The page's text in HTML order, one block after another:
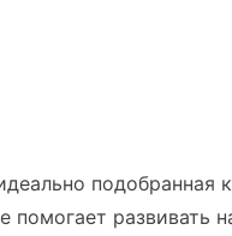
подобранная
развивать